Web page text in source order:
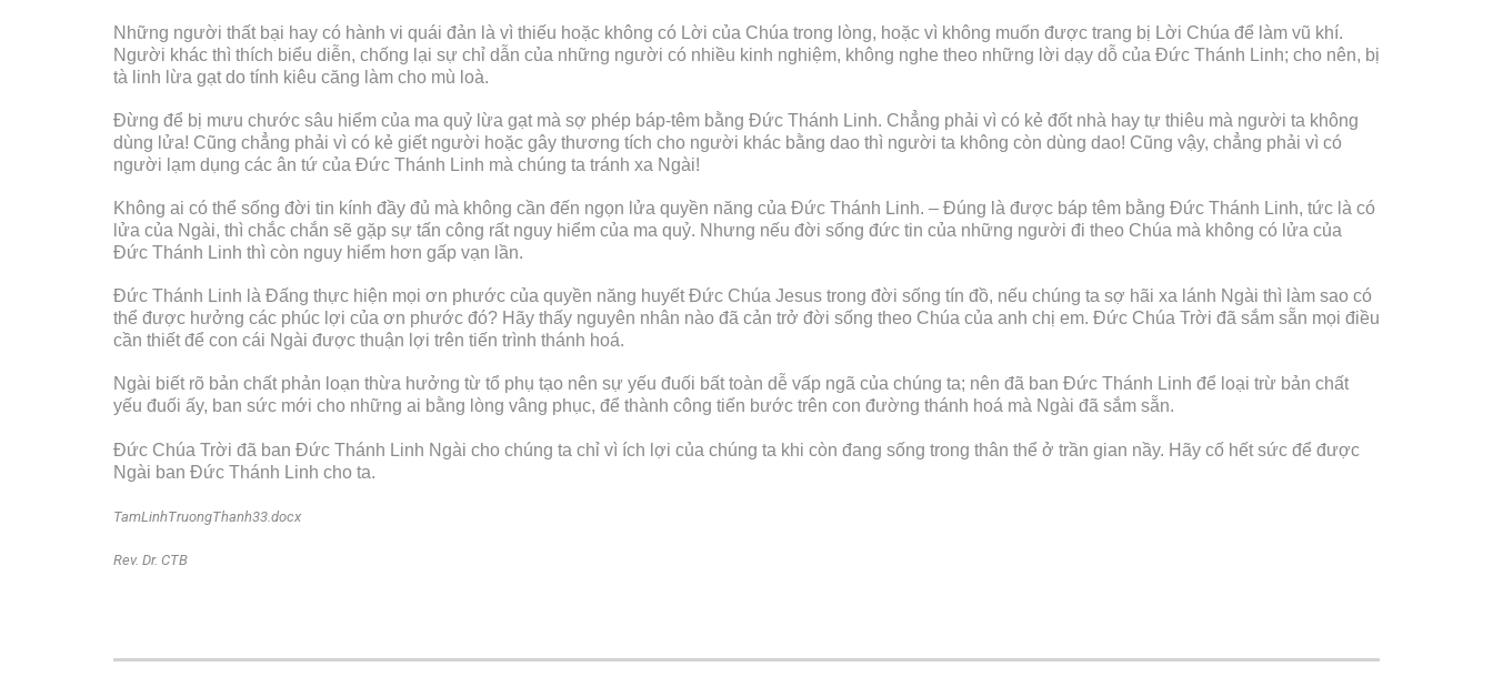
Những người thất bại hay có hành vi quái đản là vì thiếu hoặc không có Lời của Chúa trong lòng, hoặc vì không muốn được trang bị Lời Chúa để làm vũ khí.
Người khác thì thích biểu diễn, chống lại sự chỉ dẫn của những người có nhiều kinh nghiệm, không nghe theo những lời dạy dỗ của Đức Thánh Linh; cho nên, bị
tà linh lừa gạt do tính kiêu căng làm cho mù loà.
Đừng để bị mưu chước sâu hiểm của ma quỷ lừa gạt mà sợ phép báp-têm bằng Đức Thánh Linh. Chẳng phải vì có kẻ đốt nhà hay tự thiêu mà người ta không
dùng lửa! Cũng chẳng phải vì có kẻ giết người hoặc gây thương tích cho người khác bằng dao thì người ta không còn dùng dao! Cũng vậy, chẳng phải vì có
người lạm dụng các ân tứ của Đức Thánh Linh mà chúng ta tránh xa Ngài!
Không ai có thể sống đời tin kính đầy đủ mà không cần đến ngọn lửa quyền năng của Đức Thánh Linh. – Đúng là được báp têm bằng Đức Thánh Linh, tức là có
lửa của Ngài, thì chắc chắn sẽ gặp sự tấn công rất nguy hiểm của ma quỷ. Nhưng nếu đời sống đức tin của những người đi theo Chúa mà không có lửa của
Đức Thánh Linh thì còn nguy hiểm hơn gấp vạn lần.
Đức Thánh Linh là Đấng thực hiện mọi ơn phước của quyền năng huyết Đức Chúa Jesus trong đời sống tín đồ, nếu chúng ta sợ hãi xa lánh Ngài thì làm sao có
thể được hưởng các phúc lợi của ơn phước đó? Hãy thấy nguyên nhân nào đã cản trở đời sống theo Chúa của anh chị em. Đức Chúa Trời đã sắm sẵn mọi điều
cần thiết để con cái Ngài được thuận lợi trên tiến trình thánh hoá.
Ngài biết rõ bản chất phản loạn thừa hưởng từ tổ phụ tạo nên sự yếu đuối bất toàn dễ vấp ngã của chúng ta; nên đã ban Đức Thánh Linh để loại trừ bản chất
yếu đuối ấy, ban sức mới cho những ai bằng lòng vâng phục, để thành công tiến bước trên con đường thánh hoá mà Ngài đã sắm sẵn.
Đức Chúa Trời đã ban Đức Thánh Linh Ngài cho chúng ta chỉ vì ích lợi của chúng ta khi còn đang sống trong thân thể ở trần gian nầy. Hãy cố hết sức để được
Ngài ban Đức Thánh Linh cho ta.
TamLinhTruongThanh33.docx
Rev. Dr. CTB